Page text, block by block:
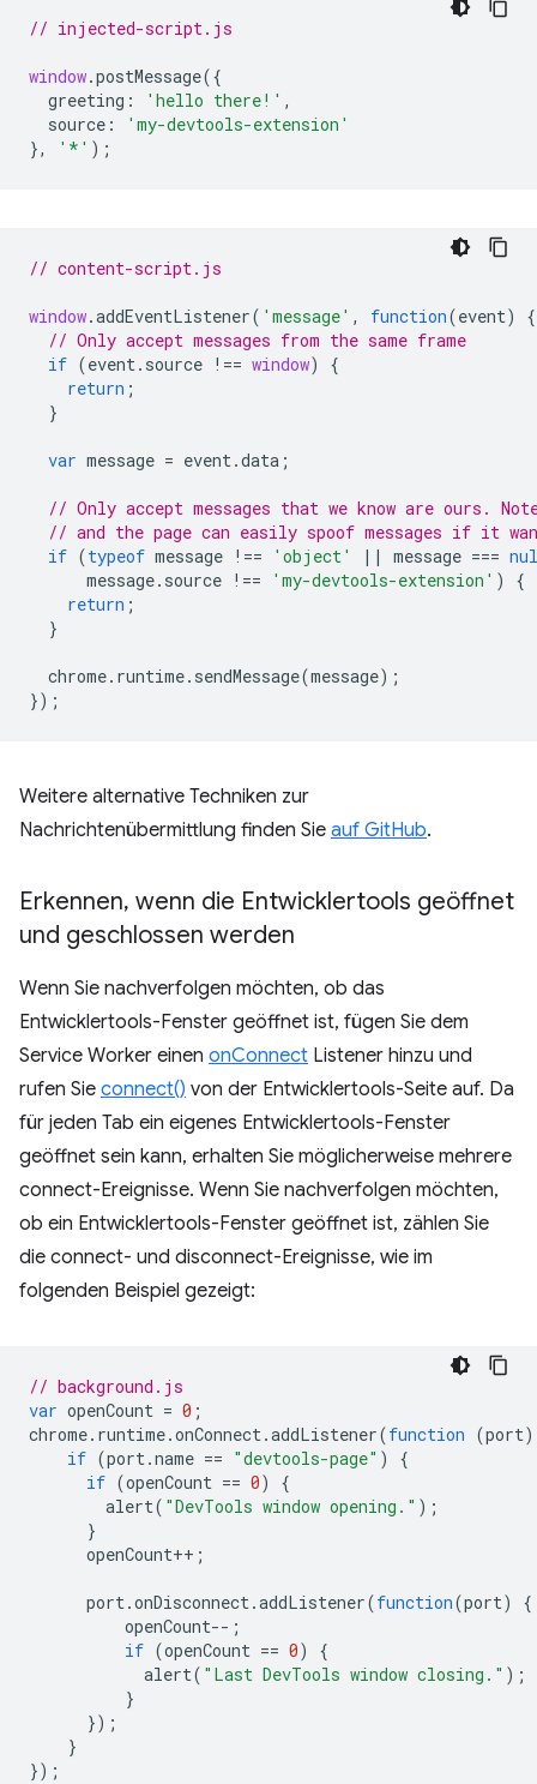
// injected-script.js
window.postMessage({
greeting : 'hello there!' ,
source :
'my-devtools-extension'
},
'*' );
// content-script.js
window.addEventListener( 'message' , function(event)
{
// Only accept messages from the same frame
if (event. source !== window)
{
return ;
}
var message = event.data ;
// Only accept messages that we know are ours.
// and the page can easily spoof messages if it
if (typeof message !== 'object' || message ===
message. source !== 'my-devtools-extension' )
{
return ;
}
chrome. runtime. sendMessage(message);
});
Weitere alternative Techniken zur
Nachrichtenübermittlung finden Sie auf GitHub.
Erkennen, wenn die Entwicklertools geöffnet
und geschlossen werden
Wenn Sie nachverfolgen möchten, ob das
Entwicklertools-Fenster geöffnet ist, fügen Sie dem
Service Worker einen onConnect Listener hinzu und
rufen Sie connect() von der Entwicklertools-Seite auf. Da
für jeden Tab ein eigenes Entwicklertools-Fenster
geöffnet sein kann, erhalten Sie möglicherweise mehrere
connect-Ereignisse. Wenn Sie nachverfolgen möchten,
ob ein Entwicklertools-Fenster geöffnet ist, zählen Sie
die connect- und disconnect-Ereignisse, wie im
folgenden Beispiel gezeigt:
// background.js
var openCount = 0 ;
chrome. runtime.onConnect.addListener(function (port)
if (port.name == "devtools-page" )
{
if (openCount == 0)
{
alert( "DevTools window opening." );
}
openCount++ ;
port.onDisconnect.addListener(function(port)
{
openCount-- ;
if (openCount == 0)
{
alert( "Last DevTools window closing." );
}
});
}
});